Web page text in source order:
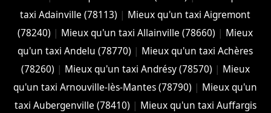
taxi Adainville (78113) | Mieux qu'un taxi Aigremont
(78240) | Mieux qu'un taxi Allainville (78660) | Mieux
qu'un taxi Andelu (78770) | Mieux qu'un taxi Achères
(78260) | Mieux qu'un taxi Andrésy (78570) | Mieux
qu'un taxi Arnouville-lès-Mantes (78790) | Mieux qu'un
taxi Aubergenville (78410) | Mieux qu'un taxi Auffargis